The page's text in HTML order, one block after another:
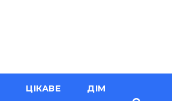
ЦІКАВЕ ДІМ